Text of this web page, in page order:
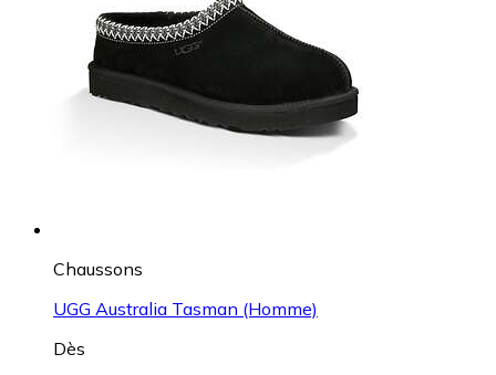
Chaussons
UGG Australia Tasman (Homme)
Dès